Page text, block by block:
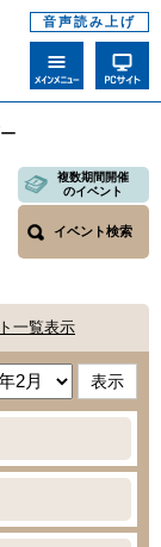
音声読み上げ
複数期間開催
のイベント
イベント検索
一覧表示